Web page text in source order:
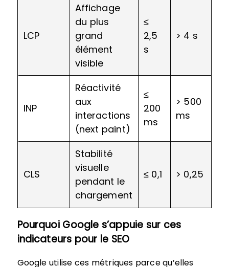
LCP
Affichage
du plus
grand
élément
visible
≤
2,5
s
> 4 s
INP
Réactivité
aux
interactions
(next paint)
≤
200
ms
> 500
ms
CLS
Stabilité
visuelle
pendant le
chargement
≤ 0,1 > 0,25
Pourquoi Google s’appuie sur ces
indicateurs pour le SEO
Google utilise ces métriques parce qu’elles